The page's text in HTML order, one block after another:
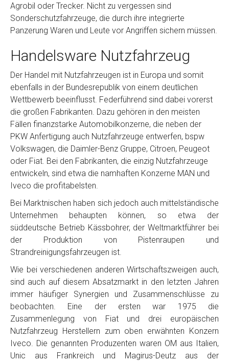
Agrobil oder Trecker. Nicht zu vergessen sind
Sonderschutzfahrzeuge, die durch ihre integrierte
Panzerung Waren und Leute vor Angriffen sichern müssen.
Handelsware Nutzfahrzeug
Der Handel mit Nutzfahrzeugen ist in Europa und somit
ebenfalls in der Bundesrepublik von einem deutlichen
Wettbewerb beeinflusst. Federführend sind dabei vorerst
die großen Fabrikanten. Dazu gehören in den meisten
Fällen finanzstarke Automobilkonzerne, die neben der
PKW Anfertigung auch Nutzfahrzeuge entwerfen, bspw
Volkswagen, die Daimler-Benz Gruppe, Citroen, Peugeot
oder Fiat. Bei den Fabrikanten, die einzig Nutzfahrzeuge
entwickeln, sind etwa die namhaften Konzerne MAN und
Iveco die profitabelsten.
Bei Marktnischen haben sich jedoch auch mittelständische
Unternehmen behaupten können, so etwa der
süddeutsche Betrieb Kässbohrer, der Weltmarktführer bei
der Produktion von Pistenraupen und
Strandreinigungsfahrzeugen ist.
Wie bei verschiedenen anderen Wirtschaftszweigen auch,
sind auch auf diesem Absatzmarkt in den letzten Jahren
immer häufiger Synergien und Zusammenschlüsse zu
beobachten. Eine der ersten war 1975 die
Zusammenlegung von Fiat und drei europäischen
Nutzfahrzeug Herstellern zum oben erwähnten Konzern
Iveco. Die genannten Produzenten waren OM aus Italien,
Unic aus Frankreich und Magirus-Deutz aus der